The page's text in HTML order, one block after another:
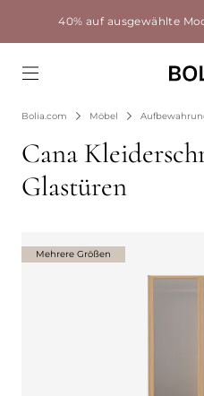
40% auf ausgewählte
Bolia.com Möbel
Cana
Glastüren
Mehrere Größen